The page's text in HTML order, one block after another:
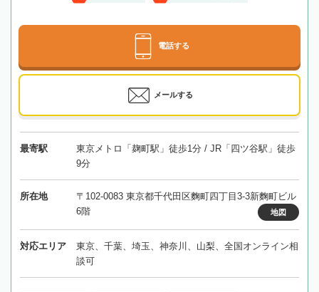
電話する
メールする
最寄駅
東京メトロ「麹町駅」徒歩1分 / JR「四ツ谷駅」徒歩
9分
所在地
〒102-0083 東京都千代田区麴町四丁目3-3新麴町ビル
6階
地図
対応エリア
東京、千葉、埼玉、神奈川、山梨、全国オンライン相
談可